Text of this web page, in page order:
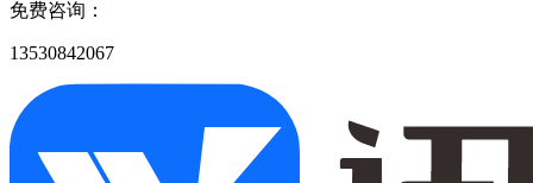
免费咨询：
13530842067